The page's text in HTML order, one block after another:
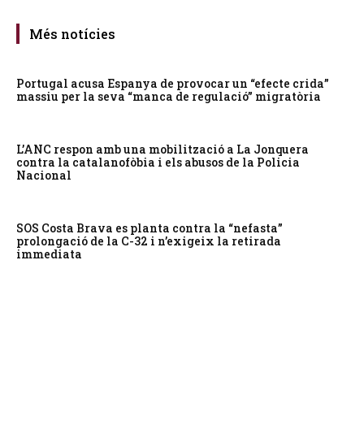
Més notícies
Portugal acusa Espanya de provocar un “efecte crida”
massiu per la seva “manca de regulació” migratòria
L’ANC respon amb una mobilització a La Jonquera
contra la catalanofòbia i els abusos de la Policia
Nacional
SOS Costa Brava es planta contra la “nefasta”
prolongació de la C-32 i n’exigeix la retirada
immediata